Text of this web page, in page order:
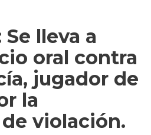
lleva a
oral contra
jugador de
la
violación.